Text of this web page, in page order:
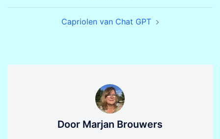
Capriolen van Chat GPT
Door Marjan Brouwers